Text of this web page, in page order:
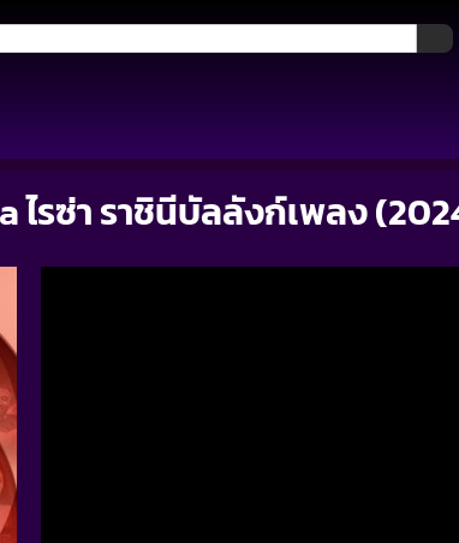
ไรซ่า ราชินีบัลลังก์เพลง